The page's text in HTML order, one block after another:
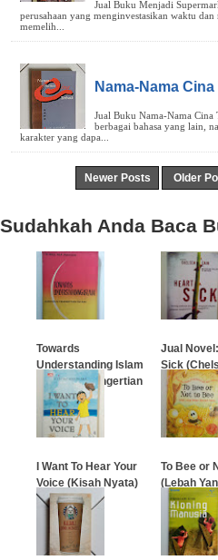
Nama-Nama
Newer Posts Older
Sudahkah Anda Baca
Towards
Understanding Islam
(Menudju Pengertian
Islam)
Jual
Sick
…
I Want To Hear Your
Voice (Kisah Nyata)
To Bee or
(Lebah
Mencari
…